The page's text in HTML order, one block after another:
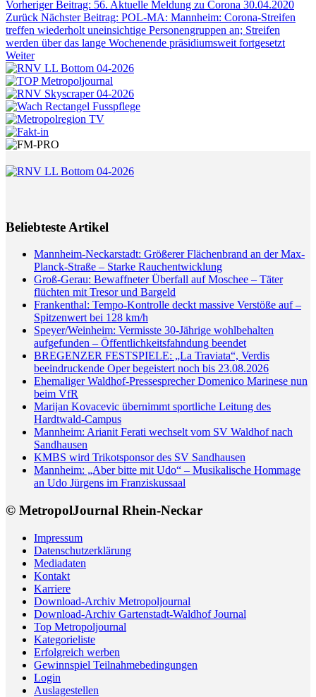
Vorheriger Beitrag: 56. Aktuelle Meldung zu Corona 30.04.2020
Zurück Nächster Beitrag: POL-MA: Mannheim: Corona-Streifen
treffen wiederholt uneinsichtige Personengruppen an; Streifen
werden über das lange Wochenende präsidiumsweit fortgesetzt
Weiter
Beliebteste Artikel
Mannheim-Neckarstadt: Größerer Flächenbrand an der Max-
Planck-Straße – Starke Rauchentwicklung
Groß-Gerau: Bewaffneter Überfall auf Moschee – Täter
flüchten mit Tresor und Bargeld
Frankenthal: Tempo-Kontrolle deckt massive Verstöße auf –
Spitzenwert bei 128 km/h
Speyer/Weinheim: Vermisste 30-Jährige wohlbehalten
aufgefunden – Öffentlichkeitsfahndung beendet
BREGENZER FESTSPIELE: „La Traviata“, Verdis
beeindruckende Oper begeistert noch bis 23.08.2026
Ehemaliger Waldhof-Pressesprecher Domenico Marinese nun
beim VfR
Marijan Kovacevic übernimmt sportliche Leitung des
Hardtwald-Campus
Mannheim: Arianit Ferati wechselt vom SV Waldhof nach
Sandhausen
KMBS wird Trikotsponsor des SV Sandhausen
Mannheim: „Aber bitte mit Udo“ – Musikalische Hommage
an Udo Jürgens im Franziskussaal
© MetropolJournal Rhein-Neckar
Impressum
Datenschutzerklärung
Mediadaten
Kontakt
Karriere
Download-Archiv Metropoljournal
Download-Archiv Gartenstadt-Waldhof Journal
Top Metropoljournal
Kategorieliste
Erfolgreich werben
Gewinnspiel Teilnahmebedingungen
Login
Auslagestellen